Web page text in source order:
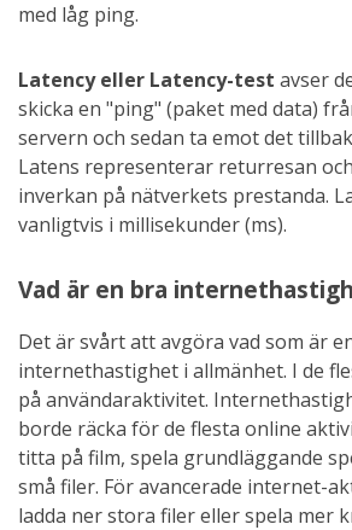
med låg ping.
Latency eller Latency-test avser
skicka en "ping" (paket med data)
servern och sedan ta emot det
Latens representerar returresan
inverkan på nätverkets prestanda.
vanligtvis i millisekunder (ms).
Vad är en bra
Det är svårt att avgöra vad som är
internethastighet i allmänhet. I de
på användaraktivitet.
borde räcka för de flesta online
titta på film, spela grundläggande
små filer. För avancerade internet-
ladda ner stora filer eller spela mer